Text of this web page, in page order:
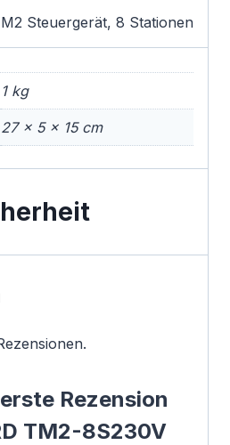
Steuergerät, 8 Stationen
1 kg
27 × 5 × 15 cm
Rezension
TM2-8S230V